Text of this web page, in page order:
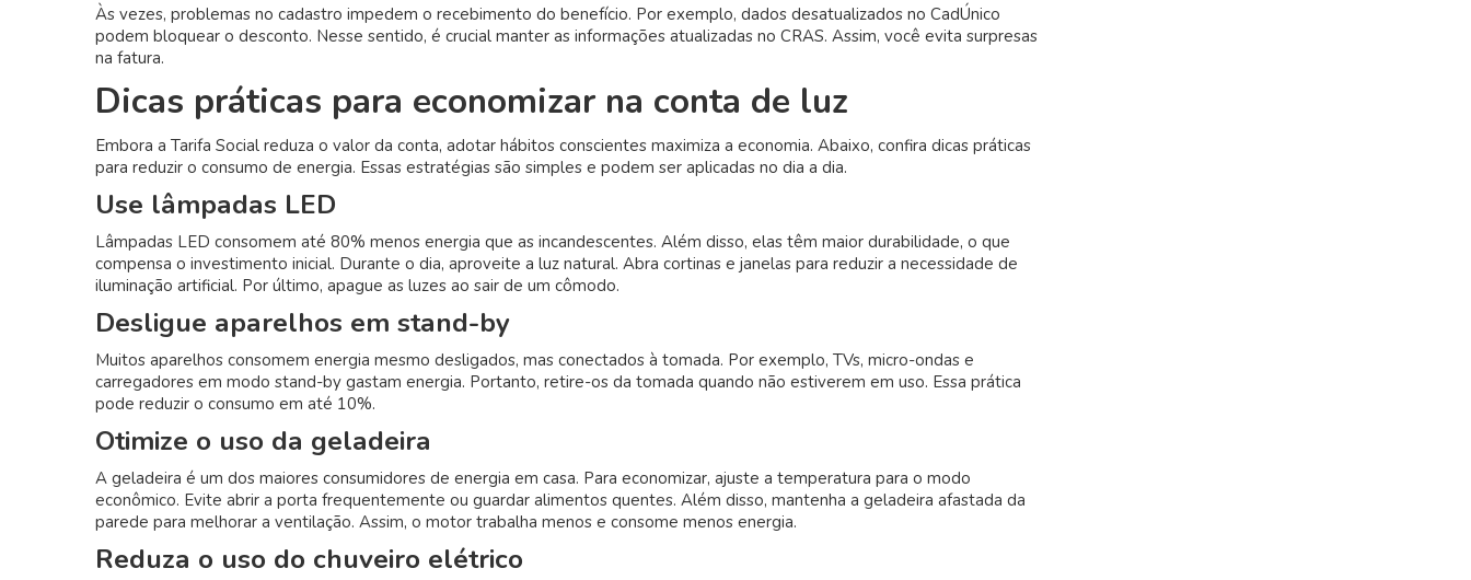
Às vezes, problemas no cadastro impedem o recebimento do benefício. Por exemplo, dados desatualizados no CadÚnico
podem bloquear o desconto. Nesse sentido, é crucial manter as informações atualizadas no CRAS. Assim, você evita surpresas
na fatura.
Dicas práticas para economizar na conta de luz
Embora a Tarifa Social reduza o valor da conta, adotar hábitos conscientes maximiza a economia. Abaixo, confira dicas práticas
para reduzir o consumo de energia. Essas estratégias são simples e podem ser aplicadas no dia a dia.
Use lâmpadas LED
Lâmpadas LED consomem até 80% menos energia que as incandescentes. Além disso, elas têm maior durabilidade, o que
compensa o investimento inicial. Durante o dia, aproveite a luz natural. Abra cortinas e janelas para reduzir a necessidade de
iluminação artificial. Por último, apague as luzes ao sair de um cômodo.
Desligue aparelhos em stand-by
Muitos aparelhos consomem energia mesmo desligados, mas conectados à tomada. Por exemplo, TVs, micro-ondas e
carregadores em modo stand-by gastam energia. Portanto, retire-os da tomada quando não estiverem em uso. Essa prática
pode reduzir o consumo em até 10%.
Otimize o uso da geladeira
A geladeira é um dos maiores consumidores de energia em casa. Para economizar, ajuste a temperatura para o modo
econômico. Evite abrir a porta frequentemente ou guardar alimentos quentes. Além disso, mantenha a geladeira afastada da
parede para melhorar a ventilação. Assim, o motor trabalha menos e consome menos energia.
Reduza o uso do chuveiro elétrico